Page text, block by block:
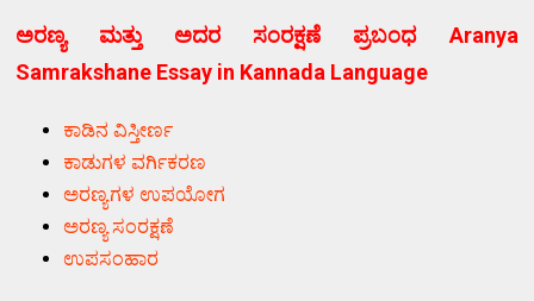
ಅರಣ್ಯ ಮತ್ತು ಅದರ ಸಂರಕ್ಷಣೆ ಪ್ರಬಂಧ Aranya
Samrakshane Essay in Kannada Language
ಕಾಡಿನ ವಿಸ್ತೀರ್ಣ
ಕಾಡುಗಳ ವರ್ಗಿಕರಣ
ಅರಣ್ಯಗಳ ಉಪಯೋಗ
ಅರಣ್ಯ ಸಂರಕ್ಷಣೆ
ಉಪಸಂಹಾರ